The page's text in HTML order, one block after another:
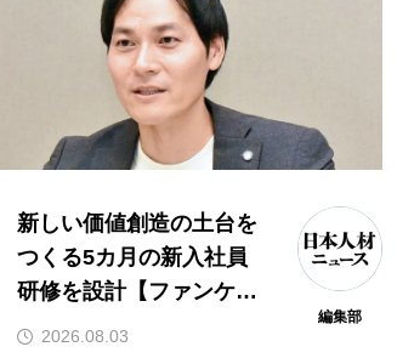
新しい価値創造の土台を
つくる5カ月の新入社員
研修を設計【ファンケ
ル】
編集部
2026.08.03